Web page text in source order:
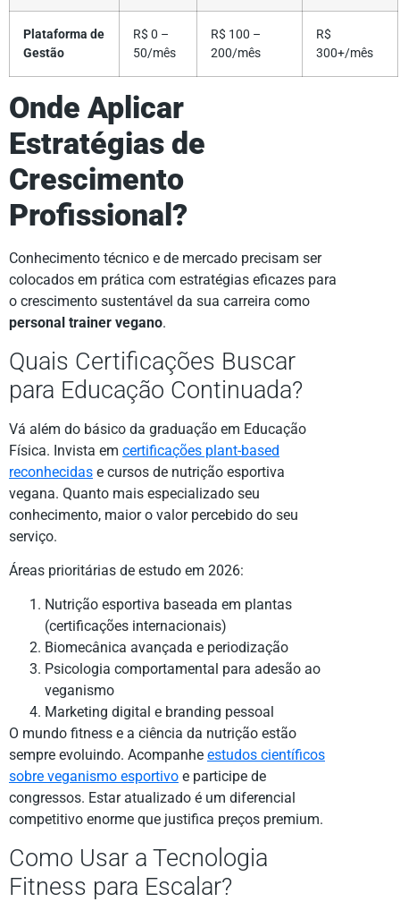
Plataforma de
Gestão
R$ 0 –
50/mês
R$ 100 –
200/mês
R$
300+/mês
Onde Aplicar
Estratégias de
Crescimento
Profissional?
Conhecimento técnico e de mercado precisam ser
colocados em prática com estratégias eficazes para
o crescimento sustentável da sua carreira como
personal trainer vegano.
Quais Certificações Buscar
para Educação Continuada?
Vá além do básico da graduação em Educação
Física. Invista em certificações plant-based
reconhecidas e cursos de nutrição esportiva
vegana. Quanto mais especializado seu
conhecimento, maior o valor percebido do seu
serviço.
Áreas prioritárias de estudo em 2026:
Nutrição esportiva baseada em plantas
(certificações internacionais)
Biomecânica avançada e periodização
Psicologia comportamental para adesão ao
veganismo
Marketing digital e branding pessoal
O mundo fitness e a ciência da nutrição estão
sempre evoluindo. Acompanhe estudos científicos
sobre veganismo esportivo e participe de
congressos. Estar atualizado é um diferencial
competitivo enorme que justifica preços premium.
Como Usar a Tecnologia
Fitness para Escalar?